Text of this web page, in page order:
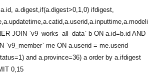
a.digest,if(a.digest>0,1,0) ifdigest,
JOIN `v9_works_all_data` b ON a.id=b.id AND
`v9_member` me ON a.userid = me.userid
and a.province=36) a order by a.ifdigest
0,15